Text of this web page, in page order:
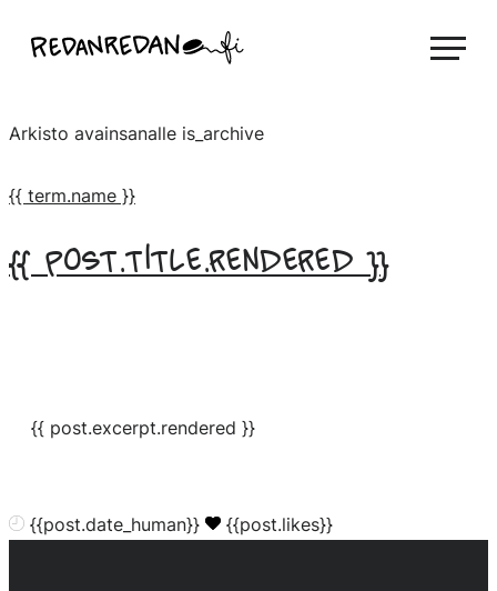
suoraan
Linda Saukko-Rauta, Redanredan Oy
piirrosvideoita
Arkisto avainsanalle is_archive
{{ term.name }}
{{ post.title.rendered }}
{{ post.excerpt.rendered }}
{{post.date_human}} {{post.likes}}